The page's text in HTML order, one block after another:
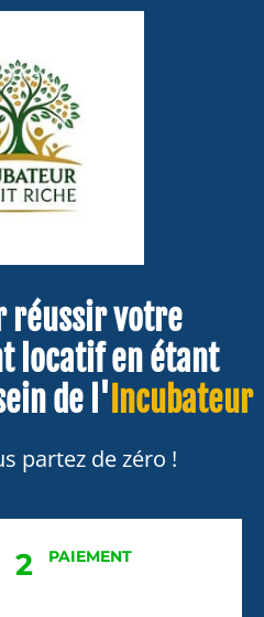
réussir votre
locatif en étant
de l' Incubateur
partez de zéro !
2 PAIEMENT